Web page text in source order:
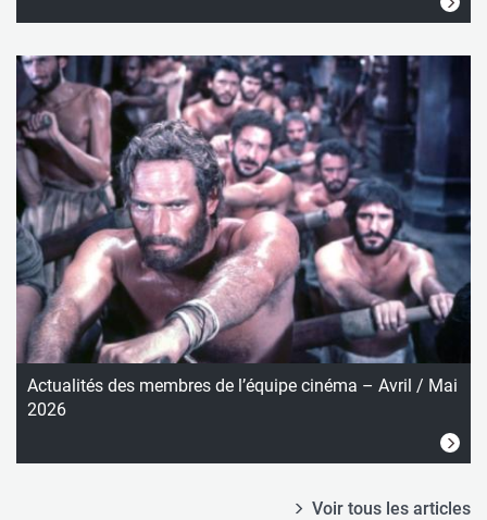
Actualités des membres de l’équipe cinéma – Avril / Mai
2026
Voir tous les articles